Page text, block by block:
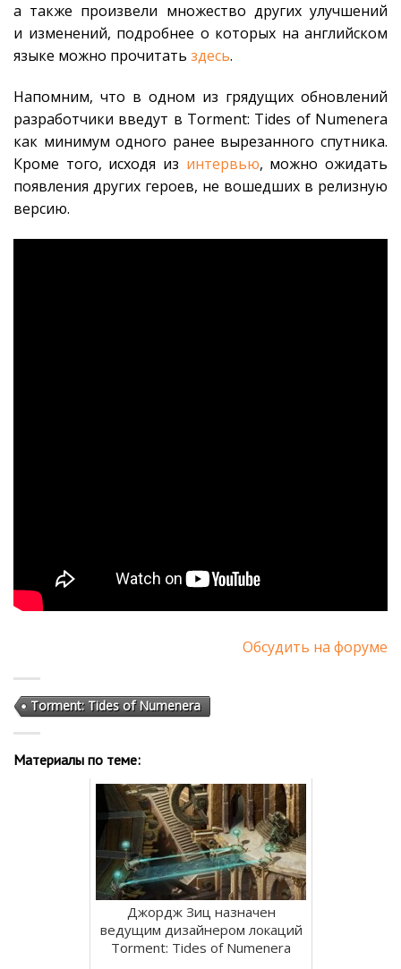
а также произвели множество других улучшений
и изменений, подробнее о которых на английском
языке можно прочитать здесь.
Напомним, что в одном из грядущих обновлений
разработчики введут в Torment: Tides of Numenera
как минимум одного ранее вырезанного спутника.
Кроме того, исходя из интервью, можно ожидать
появления других героев, не вошедших в релизную
версию.
Обсудить на форуме
Torment: Tides of Numenera
Материалы по теме:
Джордж Зиц назначен
ведущим дизайнером локаций
Torment: Tides of Numenera